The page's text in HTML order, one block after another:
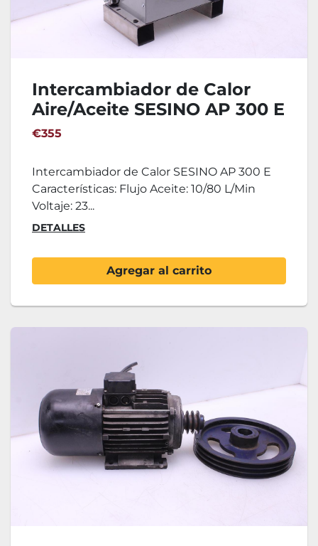
Intercambiador de Calor
Aire/Aceite SESINO AP 300 E
€355
Intercambiador de Calor SESINO AP 300 E
Características: Flujo Aceite: 10/80 L/Min
Voltaje: 23...
DETALLES
Agregar al carrito